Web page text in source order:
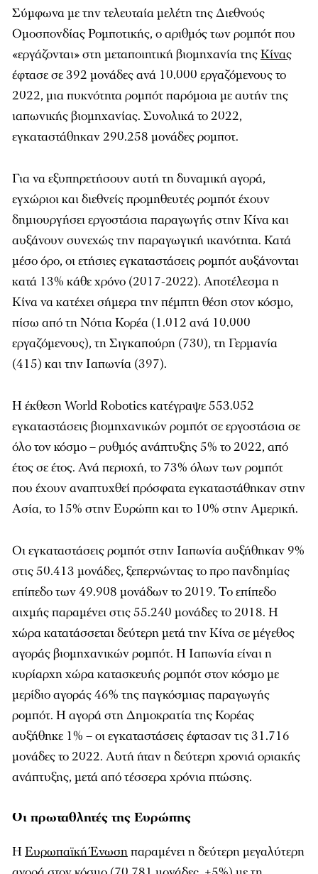
Σύμφωνα με την τελευταία μελέτη της Διεθνούς
Ομοσπονδίας Ρομποτικής, ο αριθμός των ρομπότ που
«εργάζονται» στη μεταποιητική βιομηχανία τηςΚίνας
έφτασε σε 392 μονάδες ανά 10.000 εργαζόμενους το
2022, μια πυκνότητα ρομπότ παρόμοια με αυτήν της
ιαπωνικής βιομηχανίας. Συνολικά το 2022,
εγκαταστάθηκαν 290.258 μονάδες ρομποτ.
Για να εξυπηρετήσουν αυτή τη δυναμική αγορά,
εγχώριοι και διεθνείς προμηθευτές ρομπότ έχουν
δημιουργήσει εργοστάσια παραγωγής στην Κίνα και
αυξάνουν συνεχώς την παραγωγική ικανότητα. Κατά
μέσο όρο, οι ετήσιες εγκαταστάσεις ρομπότ αυξάνονται
κατά 13% κάθε χρόνο (2017-2022). Αποτέλεσμα η
Κίνα να κατέχει σήμερα την πέμπτη θέση στον κόσμο,
πίσω από τη Νότια Κορέα (1.012 ανά 10.000
εργαζόμενους), τη Σιγκαπούρη (730), τη Γερμανία
(415) και την Ιαπωνία (397).
Η έκθεση World Robotics κατέγραψε 553.052
εγκαταστάσεις βιομηχανικών ρομπότ σε εργοστάσια σε
όλο τον κόσμο – ρυθμός ανάπτυξης 5% το 2022, από
έτος σε έτος. Ανά περιοχή, το 73% όλων των ρομπότ
που έχουν αναπτυχθεί πρόσφατα εγκαταστάθηκαν στην
Ασία, το 15% στην Ευρώπη και το 10% στην Αμερική.
Οι εγκαταστάσεις ρομπότ στην Ιαπωνία αυξήθηκαν 9%
στις 50.413 μονάδες, ξεπερνώντας το προ πανδημίας
επίπεδο των 49.908 μονάδων το 2019. Το επίπεδο
αιχμής παραμένει στις 55.240 μονάδες το 2018. Η
χώρα κατατάσσεται δεύτερη μετά την Κίνα σε μέγεθος
αγοράς βιομηχανικών ρομπότ. Η Ιαπωνία είναι η
κυρίαρχη χώρα κατασκευής ρομπότ στον κόσμο με
μερίδιο αγοράς 46% της παγκόσμιας παραγωγής
ρομπότ. Η αγορά στη Δημοκρατία της Κορέας
αυξήθηκε 1% – οι εγκαταστάσεις έφτασαν τις 31.716
μονάδες το 2022. Αυτή ήταν η δεύτερη χρονιά οριακής
ανάπτυξης, μετά από τέσσερα χρόνια πτώσης.
Οι πρωταθλητές της Ευρώπης
ΗΕυρωπαϊκή Ένωσηπαραμένει η δεύτερη μεγαλύτερη